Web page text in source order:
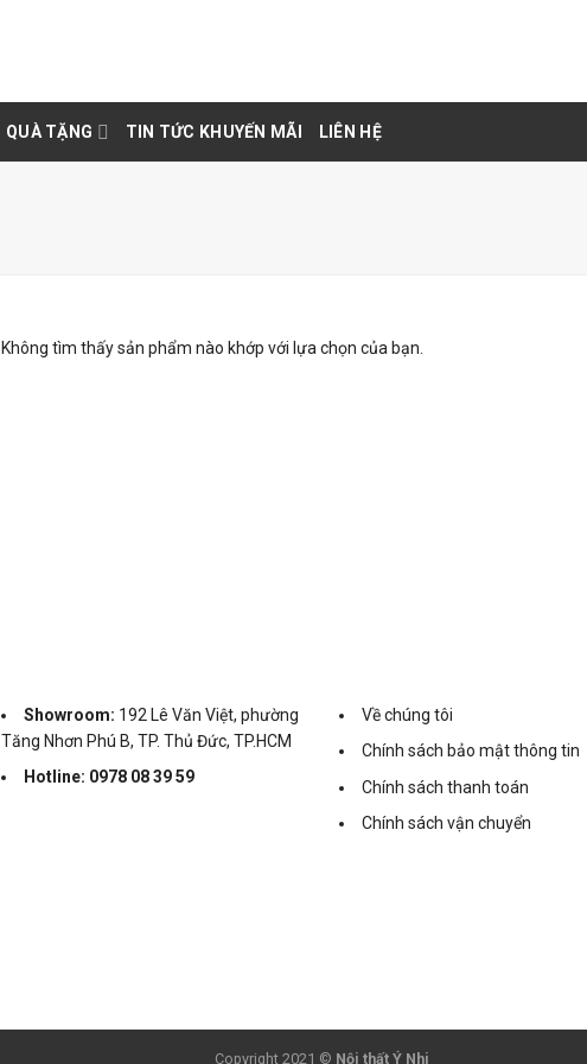
QUÀ TẶNG TIN TỨC KHUYẾN MÃI LIÊN HỆ
Không tìm thấy sản phẩm nào khớp với lựa chọn của bạn.
Showroom: 192 Lê Văn Việt, phường
Tăng Nhơn Phú B, TP. Thủ Đức, TP.HCM
Hotline: 0978 08 39 59
Về chúng tôi
Chính sách bảo mật thông tin
Chính sách thanh toán
Chính sách vận chuyển
Copyright 2021 © Nội thất Ý Nhi